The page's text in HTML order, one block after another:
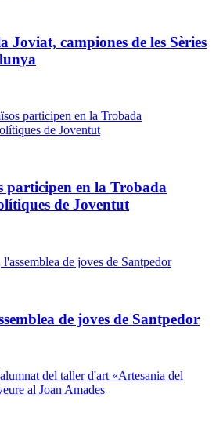
Joviat, campiones de les Sèries
participen en la Trobada
de Joventut
de joves de Santpedor